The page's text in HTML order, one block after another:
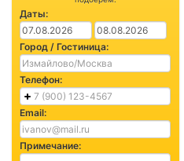
Даты:
Город / Гостиница:
Телефон:
Email:
Примечание: